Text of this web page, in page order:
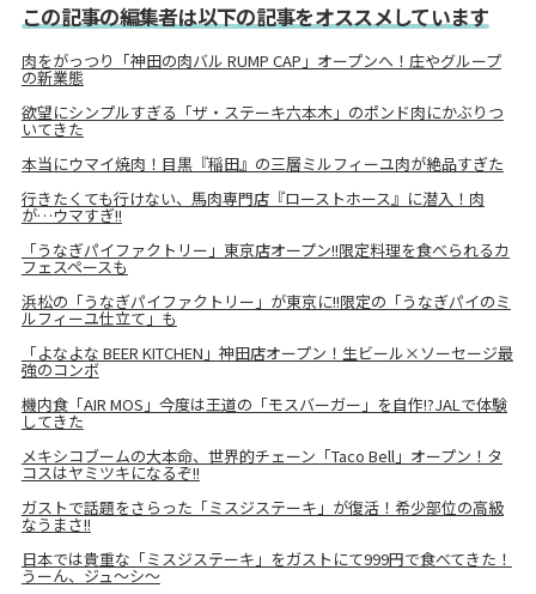
この記事の編集者は以下の記事をオススメしています
肉をがっつり「神田の肉バル RUMP CAP」オープンへ！庄やグループ
の新業態
欲望にシンプルすぎる「ザ・ステーキ六本木」のポンド肉にかぶりつ
いてきた
本当にウマイ焼肉！目黒『稲田』の三層ミルフィーユ肉が絶品すぎた
行きたくても行けない、馬肉専門店『ローストホース』に潜入！肉
が…ウマすぎ!!
「うなぎパイファクトリー」東京店オープン!!限定料理を食べられるカ
フェスペースも
浜松の「うなぎパイファクトリー」が東京に!!限定の「うなぎパイのミ
ルフィーユ仕立て」も
「よなよな BEER KITCHEN」神田店オープン！生ビール×ソーセージ最
強のコンボ
機内食「AIR MOS」今度は王道の「モスバーガー」を自作!?JALで体験
してきた
メキシコブームの大本命、世界的チェーン「Taco Bell」オープン！タ
コスはヤミツキになるぞ!!
ガストで話題をさらった「ミスジステーキ」が復活！希少部位の高級
なうまさ!!
日本では貴重な「ミスジステーキ」をガストにて999円で食べてきた！
うーん、ジュ～シ～